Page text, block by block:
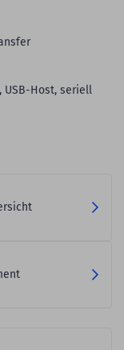
USB-Host, seriell